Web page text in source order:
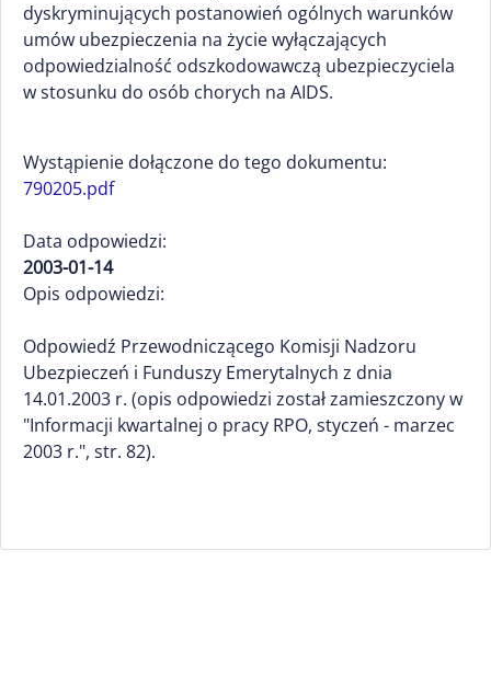
dyskryminujących postanowień ogólnych warunków
umów ubezpieczenia na życie wyłączających
odpowiedzialność odszkodowawczą ubezpieczyciela
w stosunku do osób chorych na AIDS.
Wystąpienie dołączone do tego dokumentu:
790205.pdf
Data odpowiedzi:
2003-01-14
Opis odpowiedzi:
Odpowiedź Przewodniczącego Komisji Nadzoru
Ubezpieczeń i Funduszy Emerytalnych z dnia
14.01.2003 r. (opis odpowiedzi został zamieszczony w
"Informacji kwartalnej o pracy RPO, styczeń - marzec
2003 r.", str. 82).